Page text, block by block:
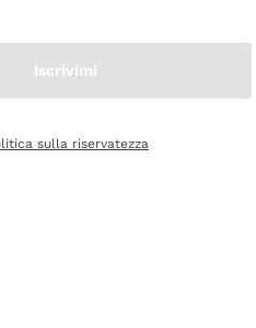
Iscrivimi
sulla riservatezza